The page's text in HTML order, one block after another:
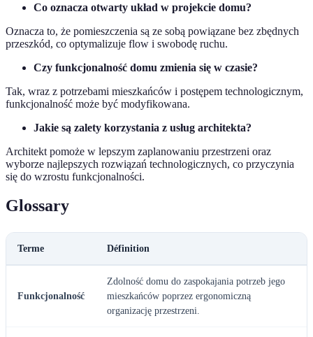
Co oznacza otwarty układ w projekcie domu?
Oznacza to, że pomieszczenia są ze sobą powiązane bez zbędnych
przeszkód, co optymalizuje flow i swobodę ruchu.
Czy funkcjonalność domu zmienia się w czasie?
Tak, wraz z potrzebami mieszkańców i postępem technologicznym,
funkcjonalność może być modyfikowana.
Jakie są zalety korzystania z usług architekta?
Architekt pomoże w lepszym zaplanowaniu przestrzeni oraz
wyborze najlepszych rozwiązań technologicznych, co przyczynia
się do wzrostu funkcjonalności.
Glossary
Terme Définition
Funkcjonalność
Zdolność domu do zaspokajania potrzeb jego
mieszkańców poprzez ergonomiczną
organizację przestrzeni.